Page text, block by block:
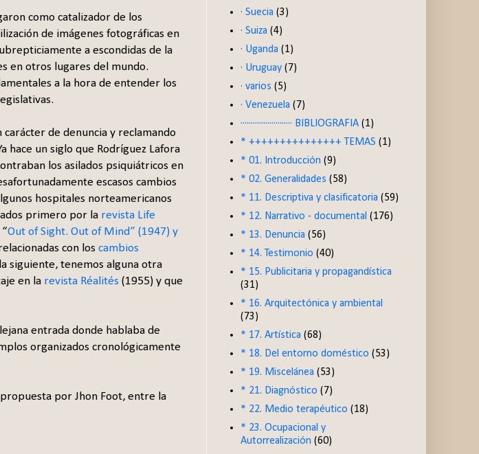
como catalizador de los
de imágenes fotográficas en
a escondidas de la
en otros lugares del mundo.
a la hora de entender los
de denuncia y reclamando
hace un siglo que Rodríguez Lafora
los asilados psiquiátricos en
escasos cambios
hospitales norteamericanos
primero por la revista Life
Out of Sight. Out of Mind” (1947) y
con los cambios
siguiente, tenemos alguna otra
en la revista Réalités (1955) y que
entrada donde hablaba de
organizados cronológicamente
por Jhon Foot, entre la
· Suecia (3)
· Suiza (4)
· Uganda (1)
· Uruguay (7)
· varios (5)
· Venezuela (7)
························· BIBLIOGRAFIA (1)
* +++++++++++++++ TEMAS (1)
* 01. Introducción (9)
* 02. Generalidades (58)
* 11. Descriptiva y clasificatoria (59)
* 12. Narrativo - documental (176)
* 13. Denuncia (56)
* 14. Testimonio (40)
* 15. Publicitaria y propagandística
(31)
* 16. Arquitectónica y ambiental
(73)
* 17. Artística (68)
* 18. Del entorno doméstico (53)
* 19. Miscelánea (53)
* 21. Diagnóstico (7)
* 22. Medio terapéutico (18)
* 23. Ocupacional y
Autorrealización (60)